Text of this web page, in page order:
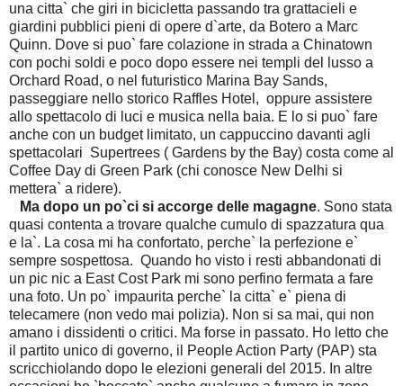
una citta` che giri in bicicletta passando tra grattacieli e
giardini pubblici pieni di opere d`arte, da Botero a Marc
Quinn. Dove si puo` fare colazione in strada a Chinatown
con pochi soldi e poco dopo essere nei templi del lusso a
Orchard Road, o nel futuristico Marina Bay Sands,
passeggiare nello storico Raffles Hotel, oppure assistere
allo spettacolo di luci e musica nella baia. E lo si puo` fare
anche con un budget limitato, un cappuccino davanti agli
spettacolari Supertrees ( Gardens by the Bay) costa come al
Coffee Day di Green Park (chi conosce New Delhi si
mettera` a ridere).
Ma dopo un po`ci si accorge delle magagne. Sono stata
quasi contenta a trovare qualche cumulo di spazzatura qua
e la`. La cosa mi ha confortato, perche` la perfezione e`
sempre sospettosa. Quando ho visto i resti abbandonati di
un pic nic a East Cost Park mi sono perfino fermata a fare
una foto. Un po` impaurita perche` la citta` e` piena di
telecamere (non vedo mai polizia). Non si sa mai, qui non
amano i dissidenti o critici. Ma forse in passato. Ho letto che
il partito unico di governo, il People Action Party (PAP) sta
scricchiolando dopo le elezioni generali del 2015. In altre